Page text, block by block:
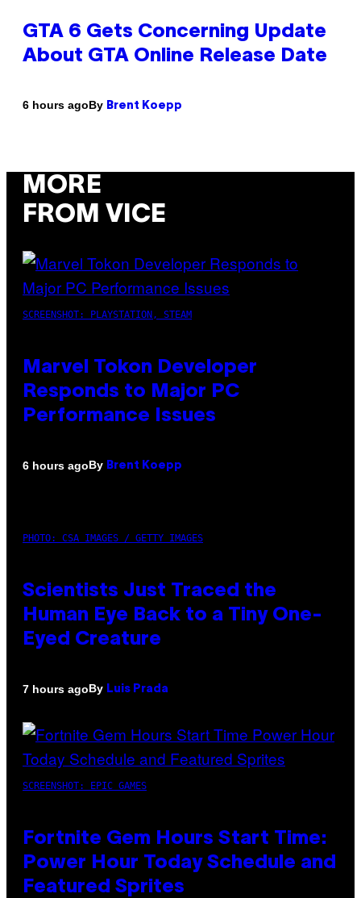
GTA 6 Gets Concerning Update
About GTA Online Release Date
6 hours agoBy Brent Koepp
MORE
FROM VICE
SCREENSHOT: PLAYSTATION, STEAM
Marvel Tokon Developer
Responds to Major PC
Performance Issues
6 hours agoBy Brent Koepp
PHOTO: CSA IMAGES / GETTY IMAGES
Scientists Just Traced the
Human Eye Back to a Tiny One-
Eyed Creature
7 hours agoBy Luis Prada
SCREENSHOT: EPIC GAMES
Fortnite Gem Hours Start Time:
Power Hour Today Schedule and
Featured Sprites